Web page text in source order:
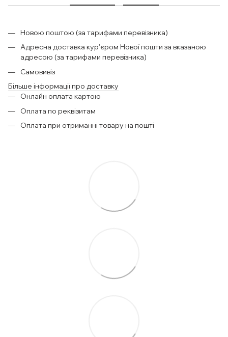
Новою поштою (за тарифами перевізника)
Адресна доставка кур'єром Нової пошти за вказаною
адресою (за тарифами перевізника)
Самовивіз
Більше інформації про доставку
Онлайн оплата картою
Оплата по реквізитам
Оплата при отриманні товару на пошті